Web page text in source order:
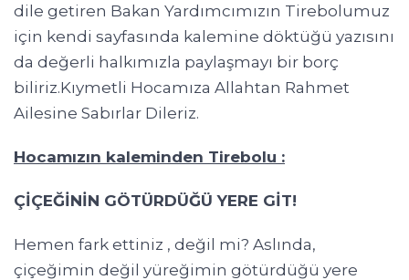
dile getiren Bakan Yardımcımızın Tirebolumuz
için kendi sayfasında kalemine döktüğü yazısını
da değerli halkımızla paylaşmayı bir borç
biliriz.Kıymetli Hocamıza Allahtan Rahmet
Ailesine Sabırlar Dileriz.
Hocamızın kaleminden Tirebolu :
ÇİÇEĞİNİN GÖTÜRDÜĞÜ YERE GİT!
Hemen fark ettiniz , değil mi? Aslında,
çiçeğimin değil yüreğimin götürdüğü yere